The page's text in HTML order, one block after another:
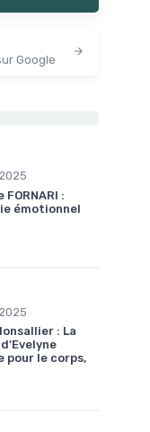
Google
:
émotionnel
: La
pour le corps,